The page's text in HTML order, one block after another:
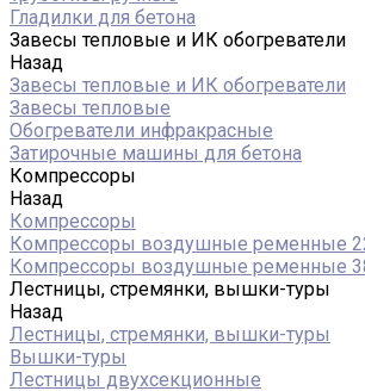
Гладилки для бетона
Завесы тепловые и ИК обогреватели
Назад
Завесы тепловые и ИК обогреватели
Завесы тепловые
Обогреватели инфракрасные
Затирочные машины для бетона
Компрессоры
Назад
Компрессоры
Компрессоры воздушные ременные
Компрессоры воздушные ременные
Лестницы, стремянки, вышки-туры
Назад
Лестницы, стремянки, вышки-туры
Вышки-туры
Лестницы двухсекционные